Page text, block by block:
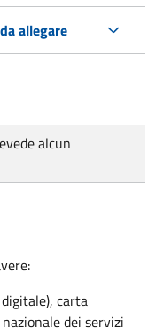
allegare
alcun
carta
dei servizi